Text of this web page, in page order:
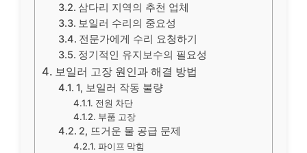
삼다리 지역의 추천 업체
보일러 수리의 중요성
전문가에게 수리 요청하기
정기적인 유지보수의 필요성
보일러 고장 원인과 해결 방법
1, 보일러 작동 불량
전원 차단
부품 고장
2, 뜨거운 물 공급 문제
파이프 막힘